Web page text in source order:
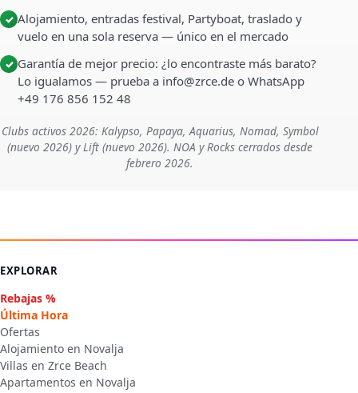
✓ Alojamiento, entradas festival, Partyboat, traslado y
vuelo en una sola reserva — único en el mercado
✓ Garantía de mejor precio: ¿lo encontraste más barato?
Lo igualamos — prueba a info@zrce.de o WhatsApp
+49 176 856 152 48
Clubs activos 2026: Kalypso, Papaya, Aquarius, Nomad, Symbol
(nuevo 2026) y Lift (nuevo 2026). NOA y Rocks cerrados desde
febrero 2026.
EXPLORAR
Rebajas %
Última Hora
Ofertas
Alojamiento en Novalja
Villas en Zrce Beach
Apartamentos en Novalja